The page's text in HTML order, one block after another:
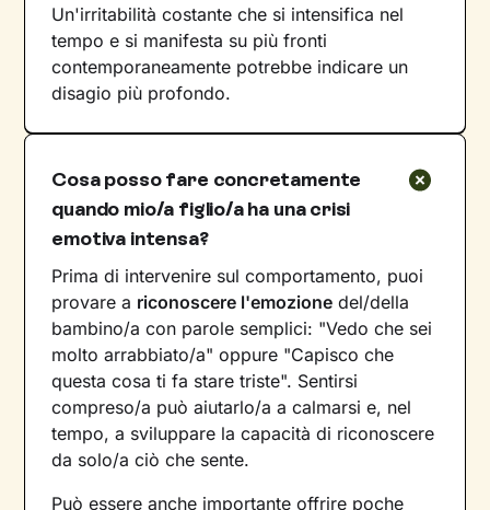
Un'irritabilità costante che si intensifica nel
tempo e si manifesta su più fronti
contemporaneamente potrebbe indicare un
disagio più profondo.
Cosa posso fare concretamente
quando mio/a figlio/a ha una crisi
emotiva intensa?
Prima di intervenire sul comportamento, puoi
provare a riconoscere l'emozione del/della
bambino/a con parole semplici: "Vedo che sei
molto arrabbiato/a" oppure "Capisco che
questa cosa ti fa stare triste". Sentirsi
compreso/a può aiutarlo/a a calmarsi e, nel
tempo, a sviluppare la capacità di riconoscere
da solo/a ciò che sente.
Può essere anche importante offrire poche